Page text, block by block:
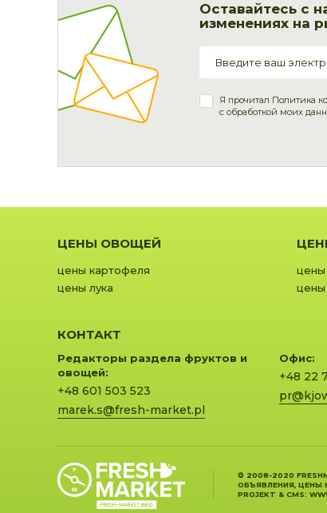
Оставайтесь с
изменениях на
Я прочитал Политика
с обработкой моих
ЦЕНЫ ОВОЩЕЙ
цены картофеля
цены лука
цены
цены
КОНТАКТ
Редакторы раздела фруктов и
овощей:
+48 601 503 523
marek.s@fresh-market.pl
Офис:
+48 22
© 2008-2020
ОБЪЯВЛЕНИЯ,
PROJEKT & CMS: